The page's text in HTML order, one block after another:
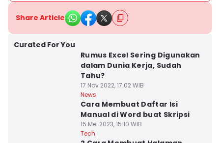
Share Article
Curated For You
Rumus Excel Sering Digunakan
dalam Dunia Kerja, Sudah
Tahu?
17 Nov 2022, 17:02 WIB
News
Cara Membuat Daftar Isi
Manual di Word buat Skripsi
15 Mei 2023, 15:10 WIB
Tech